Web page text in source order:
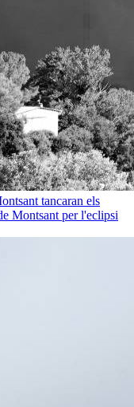
tancaran els
Montsant per l'eclipsi